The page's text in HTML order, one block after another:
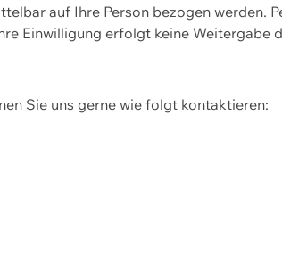
auf Ihre Person bezogen werden.
Einwilligung erfolgt keine Weitergabe
Sie uns gerne wie folgt kontaktieren: